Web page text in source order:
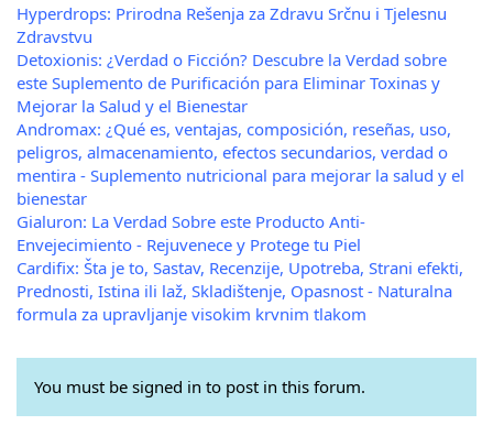
Hyperdrops: Prirodna Rešenja za Zdravu Srčnu i Tjelesnu
Zdravstvu
Detoxionis: ¿Verdad o Ficción? Descubre la Verdad sobre
este Suplemento de Purificación para Eliminar Toxinas y
Mejorar la Salud y el Bienestar
Andromax: ¿Qué es, ventajas, composición, reseñas, uso,
peligros, almacenamiento, efectos secundarios, verdad o
mentira - Suplemento nutricional para mejorar la salud y el
bienestar
Gialuron: La Verdad Sobre este Producto Anti-
Envejecimiento - Rejuvenece y Protege tu Piel
Cardifix: Šta je to, Sastav, Recenzije, Upotreba, Strani efekti,
Prednosti, Istina ili laž, Skladištenje, Opasnost - Naturalna
formula za upravljanje visokim krvnim tlakom
You must be signed in to post in this forum.